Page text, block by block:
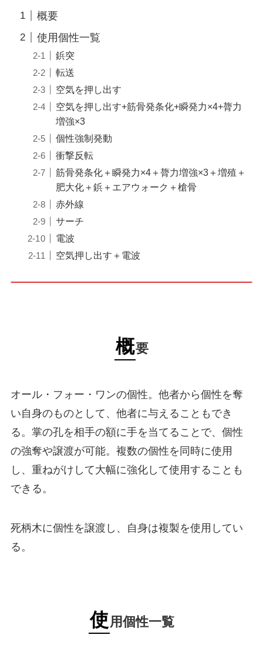
概要
使用個性一覧
鋲突
転送
空気を押し出す
空気を押し出す+筋骨発条化+瞬発力×4+膂力
増強×3
個性強制発動
衝撃反転
筋骨発条化＋瞬発力×4＋膂力増強×3＋増殖＋
肥大化＋鋲＋エアウォーク＋槍骨
赤外線
サーチ
電波
空気押し出す＋電波
概要
オール・フォー・ワンの個性。他者から個性を奪
い自身のものとして、他者に与えることもでき
る。掌の孔を相手の額に手を当てることで、個性
の強奪や譲渡が可能。複数の個性を同時に使用
し、重ねがけして大幅に強化して使用することも
できる。
死柄木に個性を譲渡し、自身は複製を使用してい
る。
使用個性一覧